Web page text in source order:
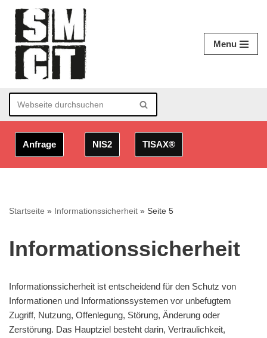
Zum
Inhalt
springen
Menu
Anfrage NIS2 TISAX®
Startseite » Informationssicherheit » Seite 5
Informationssicherheit
Informationssicherheit ist entscheidend für den Schutz von
Informationen und Informationssystemen vor unbefugtem
Zugriff, Nutzung, Offenlegung, Störung, Änderung oder
Zerstörung. Das Hauptziel besteht darin, Vertraulichkeit,